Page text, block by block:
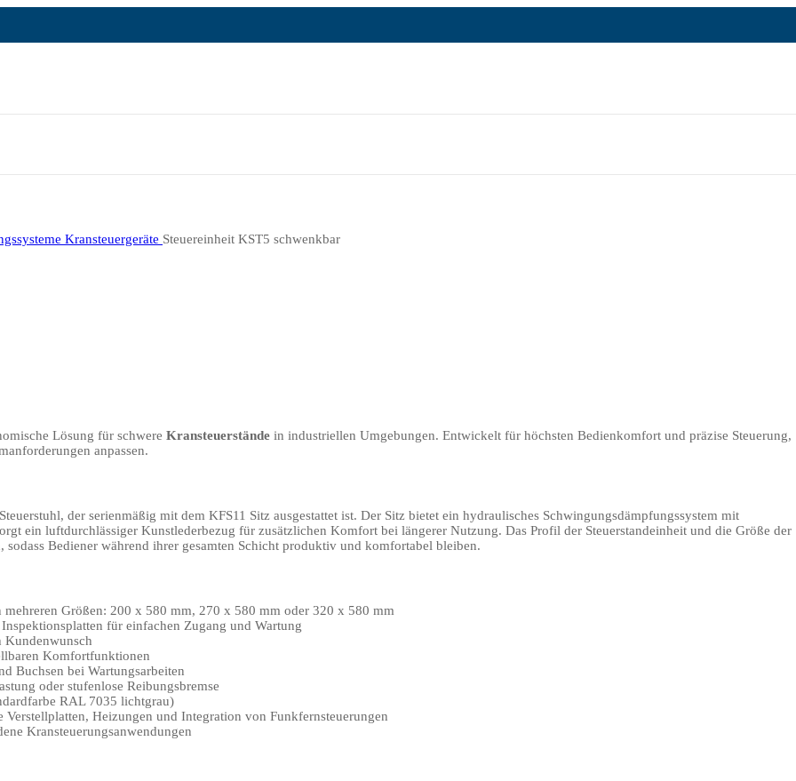
Kransteuergeräte Steuereinheit KST5 schwenkbar
Lösung für schwere Kransteuerstände in industriellen Umgebungen. Entwickelt für höchsten Bedienkomfort und präzise Steuerung,
anpassen.
der serienmäßig mit dem KFS11 Sitz ausgestattet ist. Der Sitz bietet ein hydraulisches Schwingungsdämpfungssystem mit
ein luftdurchlässiger Kunstlederbezug für zusätzlichen Komfort bei längerer Nutzung. Das Profil der Steuerstandeinheit und die Größe der
Bediener während ihrer gesamten Schicht produktiv und komfortabel bleiben.
Größen: 200 x 580 mm, 270 x 580 mm oder 320 x 580 mm
für einfachen Zugang und Wartung
Kundenwunsch
Komfortfunktionen
Buchsen bei Wartungsarbeiten
oder stufenlose Reibungsbremse
RAL 7035 lichtgrau)
Heizungen und Integration von Funkfernsteuerungen
Kransteuerungsanwendungen